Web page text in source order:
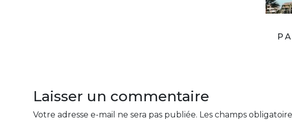
Laisser un commentaire
Votre adresse e-mail ne sera pas publiée. Les champs